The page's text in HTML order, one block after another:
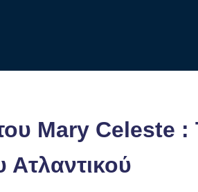
Mary Celeste :